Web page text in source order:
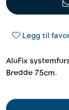
Legg til
AluFix
Bredde 75cm.
Kontakt